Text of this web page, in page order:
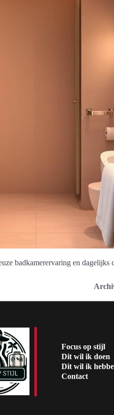
badkamerervaring en
Focus op stijl
Dit wil ik doen
Dit wil ik
Contact